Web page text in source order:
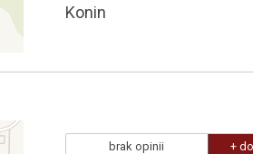
Konin
brak opinii +